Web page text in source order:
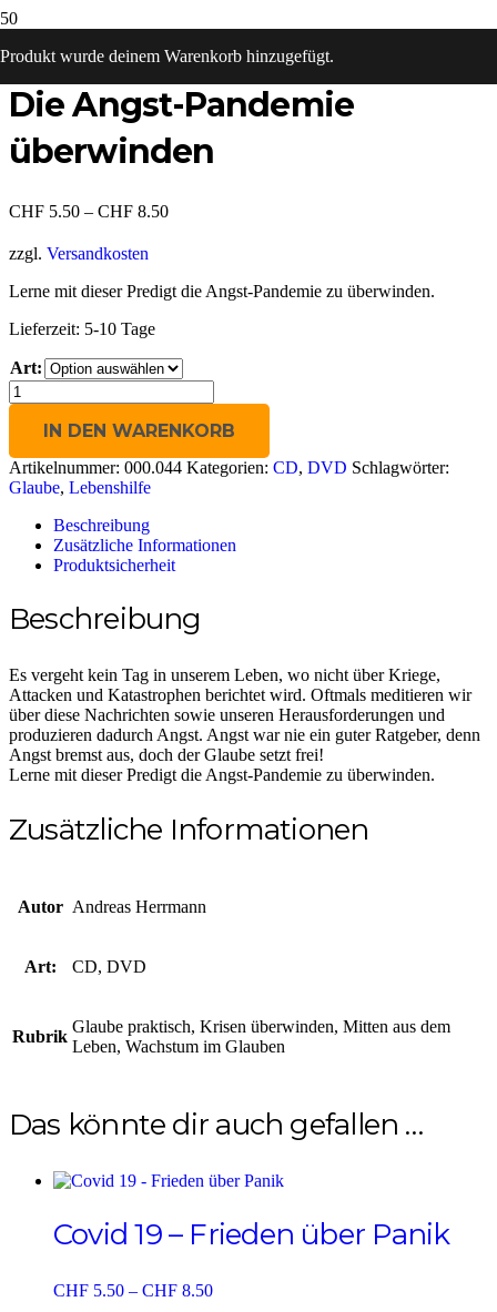
Produkt wurde deinem Warenkorb hinzugefügt.
Die Angst-Pandemie
überwinden
CHF 5.50 – CHF 8.50
zzgl. Versandkosten
Lerne mit dieser Predigt die Angst-Pandemie zu überwinden.
Lieferzeit: 5-10 Tage
Art:
Die
Angst-
Pandemie
Menge
IN DEN WARENKORB
Artikelnummer: 000.044 Kategorien: CD, DVD Schlagwörter:
Glaube, Lebenshilfe
Beschreibung
Zusätzliche Informationen
Produktsicherheit
Beschreibung
Es vergeht kein Tag in unserem Leben, wo nicht über Kriege,
Attacken und Katastrophen berichtet wird. Oftmals meditieren wir
über diese Nachrichten sowie unseren Herausforderungen und
produzieren dadurch Angst. Angst war nie ein guter Ratgeber, denn
Angst bremst aus, doch der Glaube setzt frei!
Lerne mit dieser Predigt die Angst-Pandemie zu überwinden.
Zusätzliche Informationen
Autor Andreas Herrmann
Art: CD, DVD
Rubrik
Glaube praktisch, Krisen überwinden, Mitten aus dem
Leben, Wachstum im Glauben
Das könnte dir auch gefallen …
Covid 19 – Frieden über Panik
CHF 5.50 – CHF 8.50